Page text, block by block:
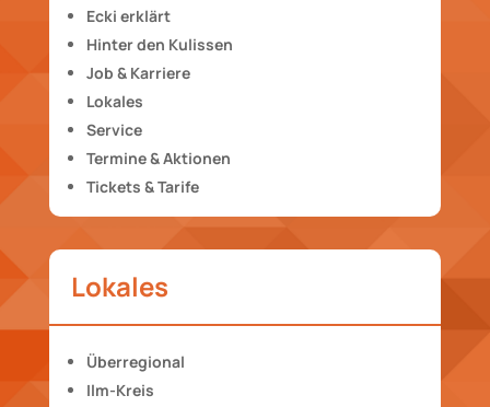
Ecki erklärt
Hinter den Kulissen
Job & Karriere
Lokales
Service
Termine & Aktionen
Tickets & Tarife
Lokales
Überregional
Ilm-Kreis